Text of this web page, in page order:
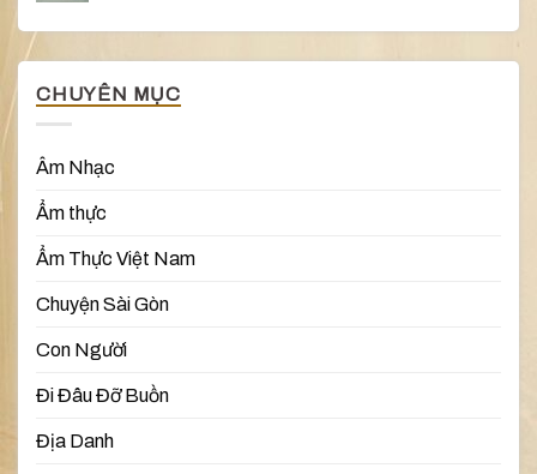
CHUYÊN MỤC
Âm Nhạc
Ẩm thực
Ẩm Thực Việt Nam
Chuyện Sài Gòn
Con Người
Đi Đâu Đỡ Buồn
Địa Danh